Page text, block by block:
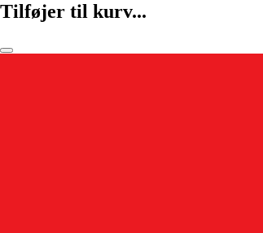
Tilføjer til kurv...